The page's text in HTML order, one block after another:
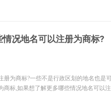
情况地名可以注册为商标?
册为商标?一些不是行政区划的地名也是
商标,如果想了解更多哪些情况地名可以